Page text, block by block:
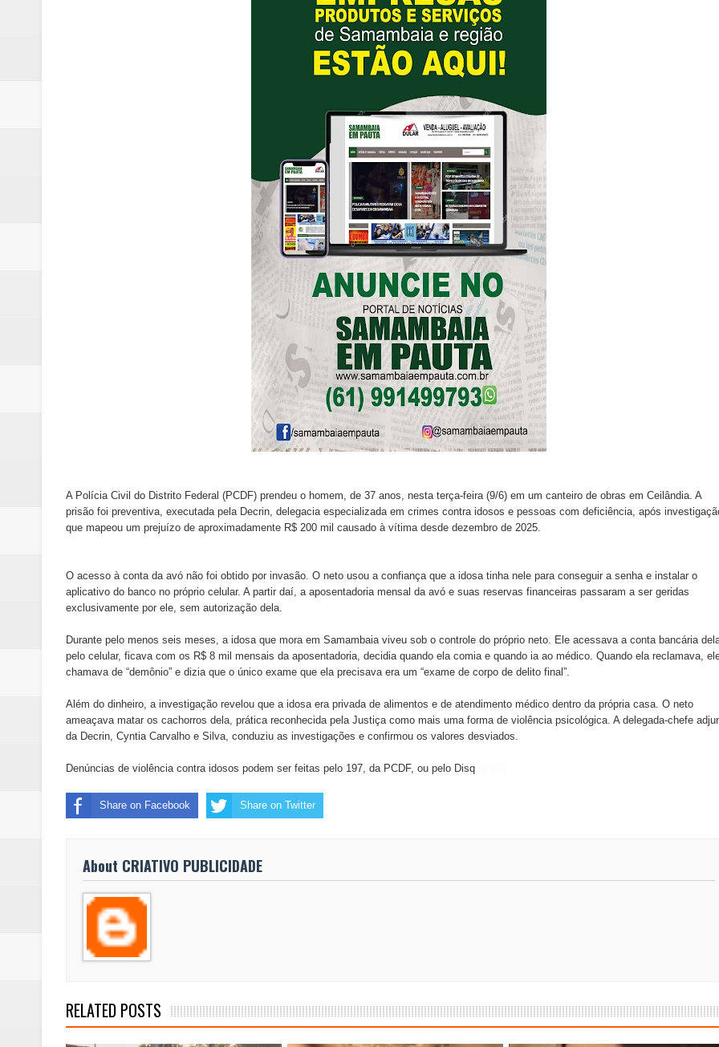
Laboratório de Vertentes Psy promove formação gratuita em Psytrance em Samambaia
PMDF resgata aves silvestres e autua cinco pessoas por crime ambiental em Samambaia
ROTAM apreende revólver com numeração suprimida e pistola 9mm em Samambaia
Incêndio atinge carro estacionado em Samambaia
A Polícia Civil do Distrito Federal (PCDF) prendeu o homem, de 37 anos, nesta terça-feira (9/6) em um canteiro de obras em Ceilândia. A
prisão foi preventiva, executada pela Decrin, delegacia especializada em crimes contra idosos e pessoas com deficiência, após
que mapeou um prejuízo de aproximadamente R$ 200 mil causado à vítima desde dezembro de 2025.
O acesso à conta da avó não foi obtido por invasão. O neto usou a confiança que a idosa tinha nele para conseguir a senha e instalar o
aplicativo do banco no próprio celular. A partir daí, a aposentadoria mensal da avó e suas reservas financeiras passaram a ser geridas
exclusivamente por ele, sem autorização dela.
Durante pelo menos seis meses, a idosa que mora em Samambaia viveu sob o controle do próprio neto. Ele acessava a conta bancária
pelo celular, ficava com os R$ 8 mil mensais da aposentadoria, decidia quando ela comia e quando ia ao médico. Quando ela reclamava,
chamava de “demônio” e dizia que o único exame que ela precisava era um “exame de corpo de delito final”.
Além do dinheiro, a investigação revelou que a idosa era privada de alimentos e de atendimento médico dentro da própria casa. O neto
ameaçava matar os cachorros dela, prática reconhecida pela Justiça como mais uma forma de violência psicológica. A delegada-chefe
da Decrin, Cyntia Carvalho e Silva, conduziu as investigações e confirmou os valores desviados.
Denúncias de violência contra idosos podem ser feitas pelo 197, da PCDF, ou pelo Disq
Share on Facebook Share on Twitter
About CRIATIVO PUBLICIDADE
RELATED POSTS